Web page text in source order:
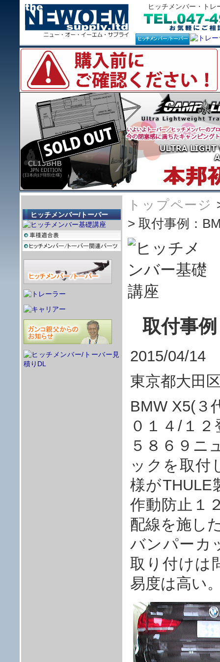
ヒッチメンバー・ト
ヒッチメンバー/トーバー
トップページ
> 取付事例：
取付事
2015/04/14
東京都大田
BMW X5(３
０１４/１
５８６９ニ
ックを取付
様がTHULE
作動防止１
配線を施し
バンパーカ
取り付けは
易度は高い